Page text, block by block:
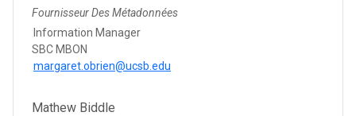
Fournisseur Des Métadonnées
Information Manager
SBC MBON
margaret.obrien@ucsb.edu
Mathew Biddle